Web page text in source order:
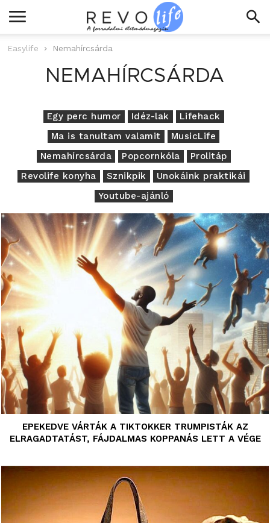
Easylife Nemahírcsárda
NEMAHÍRCSÁRDA
Egy perc humor Idéz-lak
Lifehack
Ma is tanultam valamit
MusicLife
Nemahírcsárda
Popcornkóla
Prolitáp
Revolife konyha
Sznikpik
Unokáink praktikái
Youtube-ajánló
EPEKEDVE VÁRTÁK A TIKTOKKER TRUMPISTÁK AZ
ELRAGADTATÁST, FÁJDALMAS KOPPANÁS LETT A VÉGE